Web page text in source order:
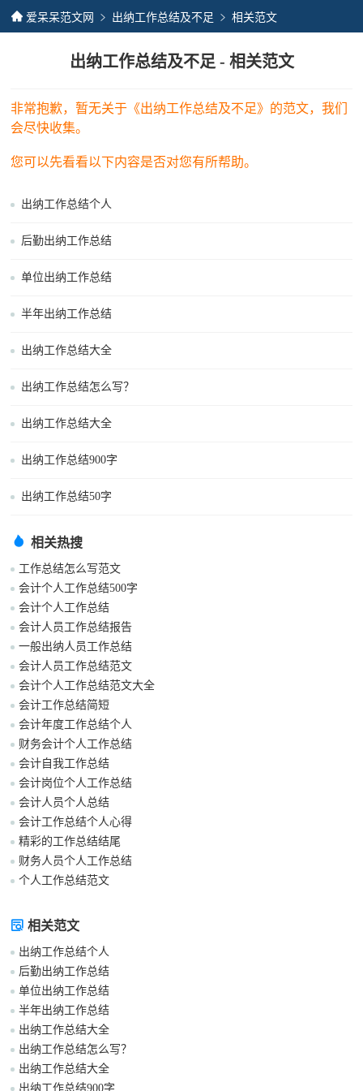
爱呆呆范文网 出纳工作总结及不足 相关范文
出纳工作总结及不足 - 相关范文
非常抱歉，暂无关于《出纳工作总结及不足》的范文，我们
会尽快收集。
您可以先看看以下内容是否对您有所帮助。
出纳工作总结个人
后勤出纳工作总结
单位出纳工作总结
半年出纳工作总结
出纳工作总结大全
出纳工作总结怎么写？
出纳工作总结大全
出纳工作总结900字
出纳工作总结50字
相关热搜
工作总结怎么写范文
会计个人工作总结500字
会计个人工作总结
会计人员工作总结报告
一般出纳人员工作总结
会计人员工作总结范文
会计个人工作总结范文大全
会计工作总结简短
会计年度工作总结个人
财务会计个人工作总结
会计自我工作总结
会计岗位个人工作总结
会计人员个人总结
会计工作总结个人心得
精彩的工作总结结尾
财务人员个人工作总结
个人工作总结范文
相关范文
出纳工作总结个人
后勤出纳工作总结
单位出纳工作总结
半年出纳工作总结
出纳工作总结大全
出纳工作总结怎么写？
出纳工作总结大全
出纳工作总结900字